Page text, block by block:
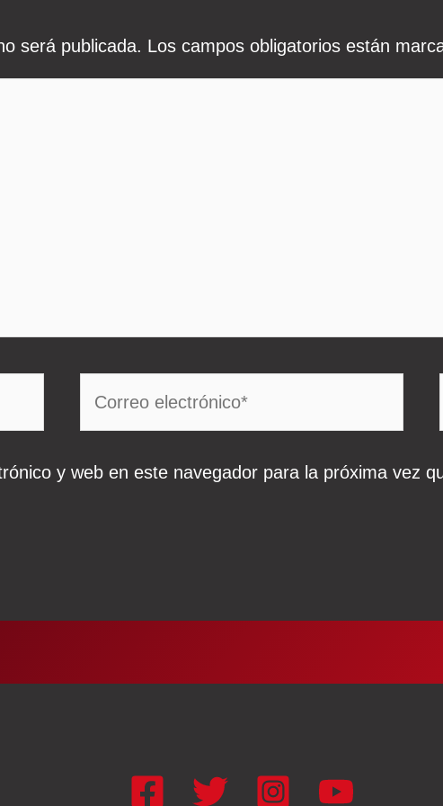
será publicada. Los campos obligatorios están
electrónico*
y web en este navegador para la próxima vez